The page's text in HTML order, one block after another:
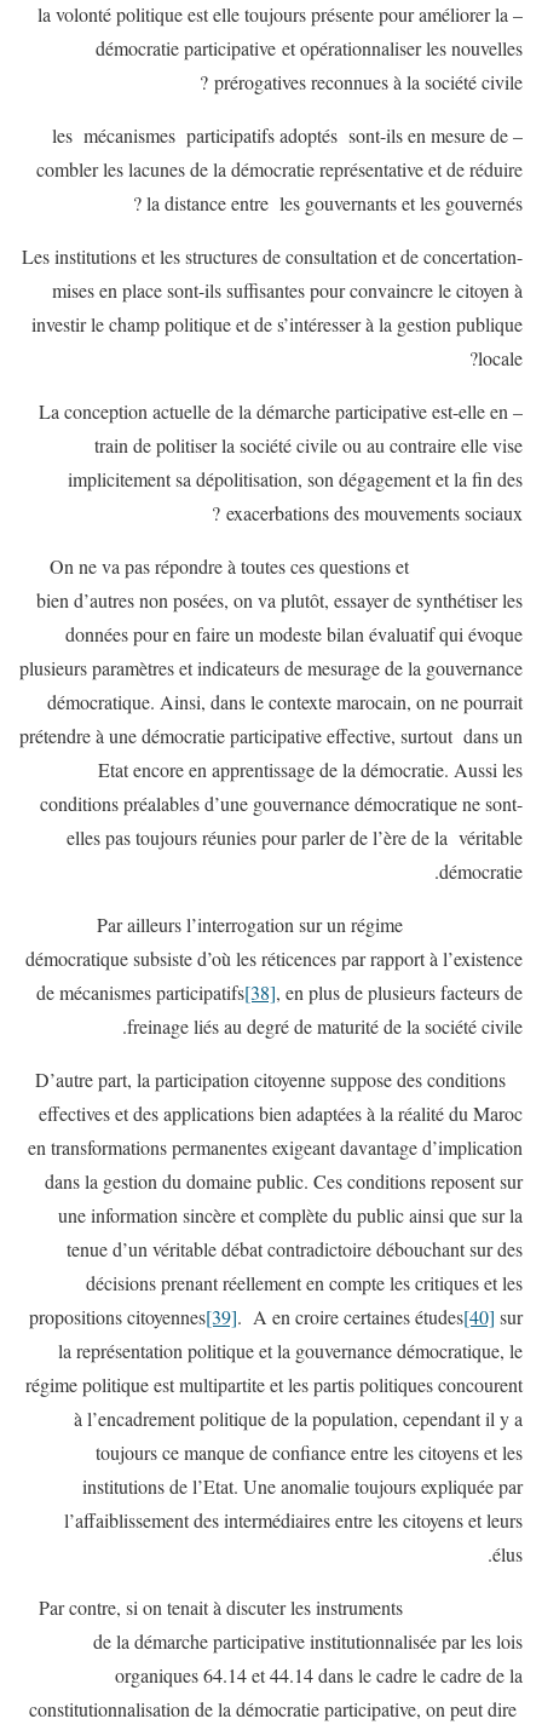
– la volonté politique est elle toujours présente pour améliorer la
démocratie participative et opérationnaliser les nouvelles
prérogatives reconnues à la société civile ?
– les mécanismes participatifs adoptés sont-ils en mesure de
combler les lacunes de la démocratie représentative et de réduire
la distance entre les gouvernants et les gouvernés ?
-Les institutions et les structures de consultation et de concertation
mises en place sont-ils suffisantes pour convaincre le citoyen à
investir le champ politique et de s’intéresser à la gestion publique
locale?
– La conception actuelle de la démarche participative est-elle en
train de politiser la société civile ou au contraire elle vise
implicitement sa dépolitisation, son dégagement et la fin des
exacerbations des mouvements sociaux ?
On ne va pas répondre à toutes ces questions et
bien d’autres non posées, on va plutôt, essayer de synthétiser les
données pour en faire un modeste bilan évaluatif qui évoque
plusieurs paramètres et indicateurs de mesurage de la gouvernance
démocratique. Ainsi, dans le contexte marocain, on ne pourrait
prétendre à une démocratie participative effective, surtout dans un
Etat encore en apprentissage de la démocratie. Aussi les
conditions préalables d’une gouvernance démocratique ne sont-
elles pas toujours réunies pour parler de l’ère de la véritable
démocratie.
Par ailleurs l’interrogation sur un régime
démocratique subsiste d’où les réticences par rapport à l’existence
de mécanismes participatifs[38], en plus de plusieurs facteurs de
freinage liés au degré de maturité de la société civile.
D’autre part, la participation citoyenne suppose des conditions
effectives et des applications bien adaptées à la réalité du Maroc
en transformations permanentes exigeant davantage d’implication
dans la gestion du domaine public. Ces conditions reposent sur
une information sincère et complète du public ainsi que sur la
tenue d’un véritable débat contradictoire débouchant sur des
décisions prenant réellement en compte les critiques et les
propositions citoyennes[39]. A en croire certaines études[40] sur
la représentation politique et la gouvernance démocratique, le
régime politique est multipartite et les partis politiques concourent
à l’encadrement politique de la population, cependant il y a
toujours ce manque de confiance entre les citoyens et les
institutions de l’Etat. Une anomalie toujours expliquée par
l’affaiblissement des intermédiaires entre les citoyens et leurs
élus.
Par contre, si on tenait à discuter les instruments
de la démarche participative institutionnalisée par les lois
organiques 64.14 et 44.14 dans le cadre le cadre de la
constitutionnalisation de la démocratie participative, on peut dire